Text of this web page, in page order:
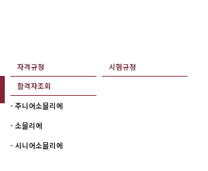
자격규정 시험규정
합격자조회
- 주니어소믈리에
- 소믈리에
- 시니어소믈리에